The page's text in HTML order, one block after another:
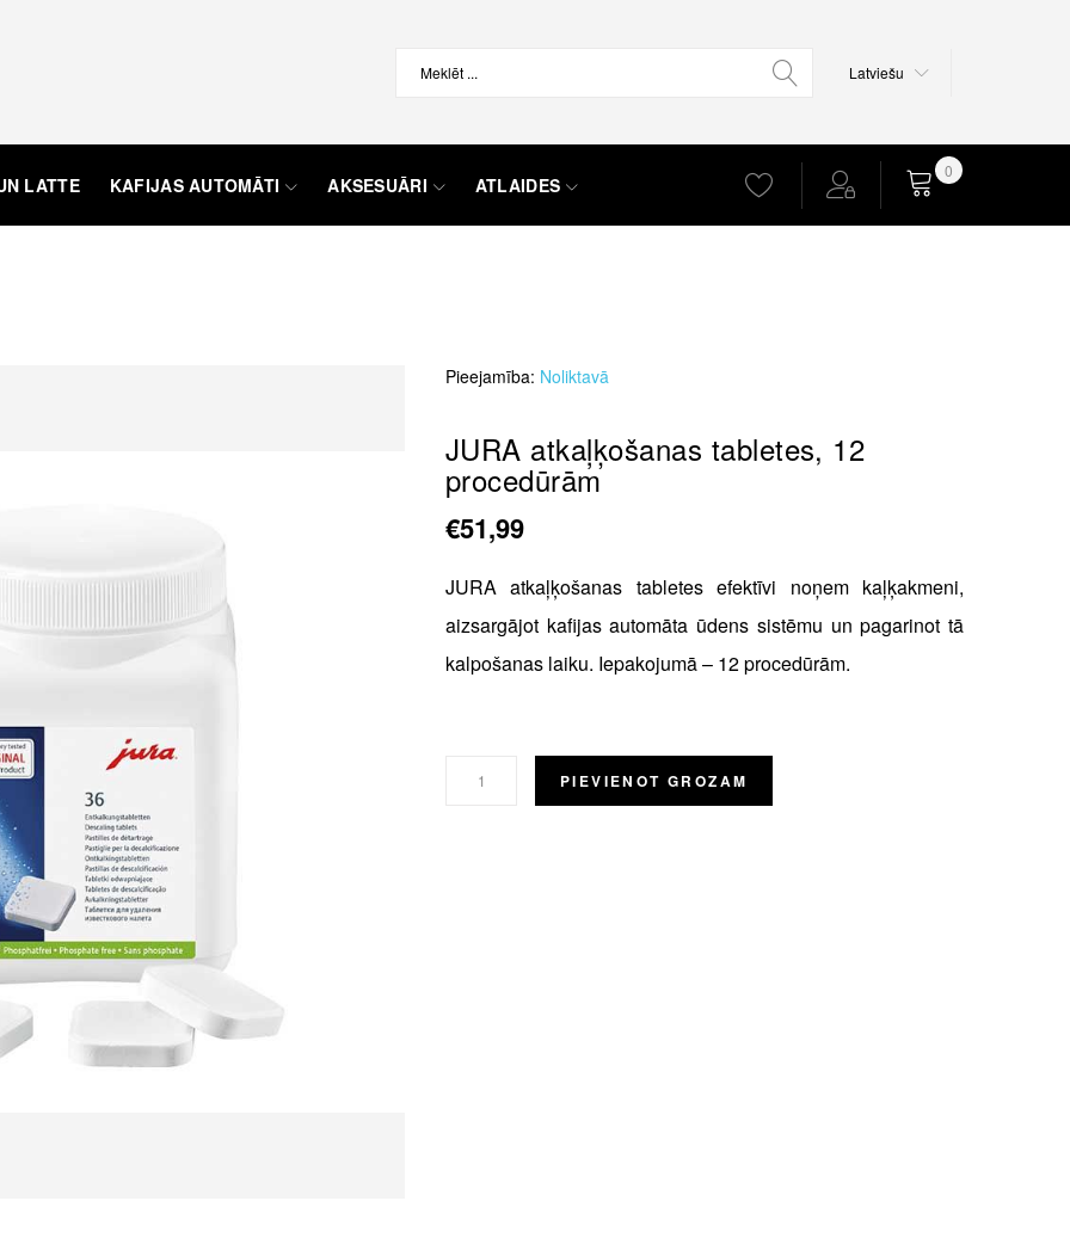
Valoda
Latviešu
LATTE KAFIJAS AUTOMĀTI AKSESUĀRI ATLAIDES
0
Pieejamība: Noliktavā
JURA atkaļķošanas tabletes, 12
procedūrām
€51,99
JURA atkaļķošanas tabletes efektīvi noņem kaļķakmeni,
aizsargājot kafijas automāta ūdens sistēmu un pagarinot tā
kalpošanas laiku. Iepakojumā – 12 procedūrām.
PIEVIENOT GROZAM